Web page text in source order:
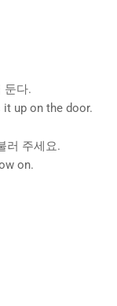
둔다.
up on the door.
러 주세요.
on.